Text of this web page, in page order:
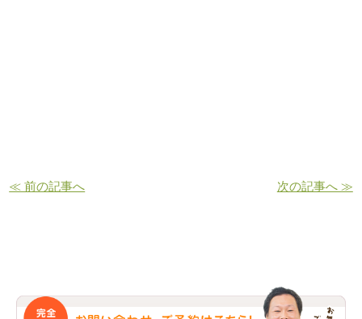
≪ 前の記事へ 次の記事へ ≫